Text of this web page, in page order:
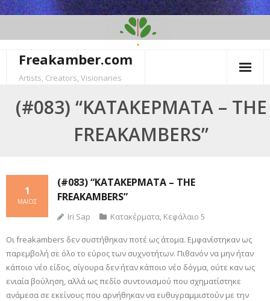
Freakamber.com
Artists, Creators, Visionaries
(#083) “ΚΑΤΑΚΈΡΜΑΤΑ – THE
FREAKAMBERS”
(#083) “ΚΑΤΑΚΈΡΜΑΤΑ – THE
FREAKAMBERS”
1
ΜΆΙΟΣ
Iri Sap Κατακέρματα, Κεφάλαιο 5
Οι freakambers δεν συστήθηκαν ποτέ ως άτομα. Εμφανίστηκαν ως
παρεμβολή σε όλο το εύρος των συχνοτήτων. Πιθανόν να μην ήταν
κάποιο νέο είδος, σίγουρα δεν ήταν κάποιο νέο δόγμα, ούτε καν ως
ενιαία βούληση, αλλά ως πεδίο συντονισμού που σχηματίστηκε
ανάμεσα σε εκείνους που αρνήθηκαν να ευθυγραμμιστούν με την